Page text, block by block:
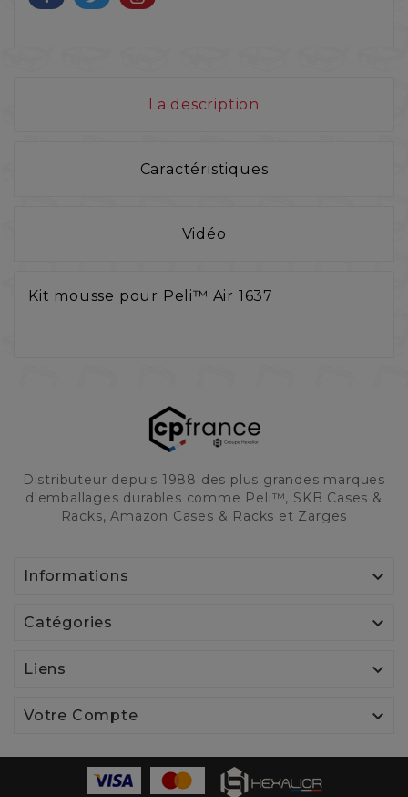
La description
Caractéristiques
Vidéo
Kit mousse pour Peli™ Air 1637
Distributeur depuis 1988 des plus grandes marques
d'emballages durables comme Peli™, SKB Cases &
Racks, Amazon Cases & Racks et Zarges
Informations 
Catégories 
Liens 
Votre Compte 